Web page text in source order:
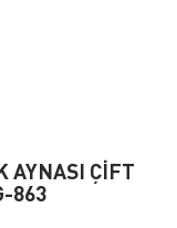
AYNASI ÇİFT
863